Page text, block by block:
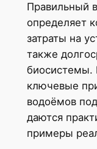
Правильный
определяет
затраты на
также
биосистемы.
ключевые
водоёмов
даются
примеры